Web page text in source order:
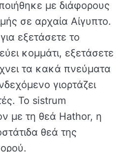
με διάφορους
σε αρχαία Αίγυπτο.
εξετάσετε το
κομμάτι, εξετάσετε
τα κακά πνεύματα
γιορτάζει
Το sistrum
με τη θεά Hathor, η
θεά της